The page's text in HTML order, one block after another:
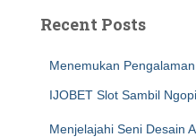
Recent Posts
Menemukan
IJOBET Slot Sambil Ngopi
Menjelajahi Seni Desain